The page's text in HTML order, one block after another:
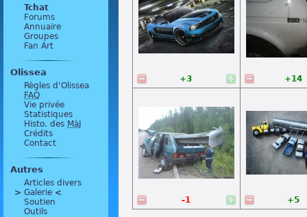
Tchat
Forums
Annuaire
Groupes
Fan Art
Olissea
Règles d’Olissea
FAQ
Vie privée
Statistiques
Histo. des MàJ
Crédits
Contact
Autres
Articles divers
> Galerie <
Soutien
Outils
+3 +14
-1
+5